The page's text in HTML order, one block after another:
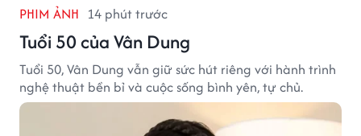
PHIM ẢNH 14 phút trước
Tuổi 50 của Vân Dung
Tuổi 50, Vân Dung vẫn giữ sức hút riêng với hành trình
nghệ thuật bền bỉ và cuộc sống bình yên, tự chủ.